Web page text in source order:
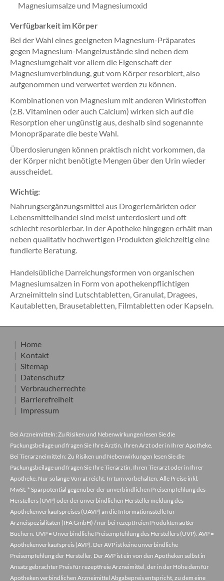
Magnesiumsalze und Magnesiumoxid
Verfügbarkeit im Körper
Bei der Wahl eines geeigneten Magnesium-Präparates
gegen Magnesium-Mangelzustände sind neben dem
Magnesiumgehalt vor allem die Eigenschaft der
Magnesiumverbindung, gut vom Körper resorbiert, also
aufgenommen und verwertet werden zu können.
Kombinationen von Magnesium mit anderen Wirkstoffen
(z.B. Vitaminen oder auch Calcium) wirken sich auf die
Resorption eher ungünstig aus, deshalb sind sogenannte
Monopräparate die beste Wahl.
Überdosierungen können praktisch nicht vorkommen, da
der Körper nicht benötigte Mengen über den Urin wieder
ausscheidet.
Wichtig:
Nahrungsergänzungsmittel aus Drogeriemärkten oder
Lebensmittelhandel sind meist unterdosiert und oft
schlecht resorbierbar. In der Apotheke hingegen erhält man
neben qualitativ hochwertigen Produkten gleichzeitig eine
fundierte Beratung.
Handelsübliche Darreichungsformen von organischen
Magnesiumsalzen in Form von apothekenpflichtigen
Arzneimitteln sind Lutschtabletten, Granulat, Dragees,
Kautabletten, Brausetabletten, Filmtabletten oder Kapseln.
Home
Kontakt
Sitemap
Datenschutz
Verbraucherrechte
Barrierefreiheit
Impressum
Bei Arzneimitteln: Zu Risiken und Nebenwirkungen lesen Sie die
Packungsbeilage und fragen Sie Ihre Ärztin, Ihren Arzt oder in Ihrer Apotheke.
Bei Tierarzneimitteln: Zu Risiken und Nebenwirkungen lesen Sie die
Packungsbeilage und fragen Sie Ihre Tierärztin, Ihren Tierarzt oder in Ihrer
Apotheke. Nur solange Vorrat reicht. Irrtum vorbehalten. Alle Preise inkl.
MwSt. * Sparpotential gegenüber der unverbindlichen Preisempfehlung des
Herstellers (UVP) oder der unverbindlichen Herstellermeldung des
Apothekenverkaufspreises (UAVP) an die Informationsstelle für
Arzneispezialitäten (IFA GmbH) / nur bei rezeptfreien Produkten außer
Büchern. UVP = Unverbindliche Preisempfehlung des Herstellers (UVP). AVP =
Apothekenverkaufspreis (AVP). Der AVP ist keine unverbindliche
Preisempfehlung der Hersteller. Der AVP ist ein von den Apotheken selbst in
Ansatz gebrachter Preis für rezeptfreie Arzneimittel, der in der Höhe dem für
Apotheken verbindlichen Arzneimittel Abgabepreis entspricht, zu dem eine